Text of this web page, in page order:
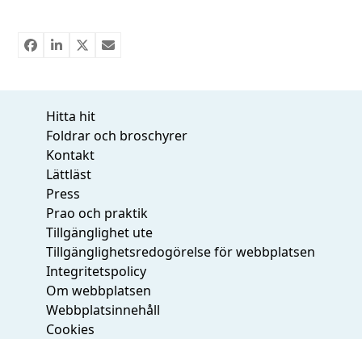
Hitta hit
Foldrar och broschyrer
Kontakt
Lättläst
Press
Prao och praktik
Tillgänglighet ute
Tillgänglighetsredogörelse för webbplatsen
Integritetspolicy
Om webbplatsen
Webbplatsinnehåll
Cookies